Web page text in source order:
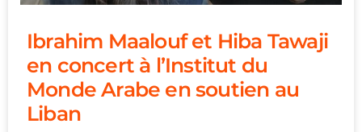
Ibrahim Maalouf et Hiba Tawaji
en concert à l’Institut du
Monde Arabe en soutien au
Liban